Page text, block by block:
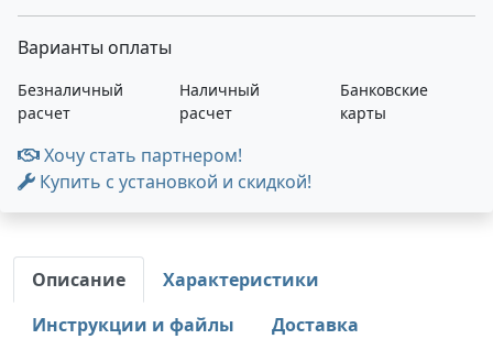
Варианты оплаты
Безналичный
расчет
Наличный
расчет
Банковские
карты
Хочу стать партнером!
Купить с установкой и скидкой!
Описание
Характеристики
Инструкции и файлы
Доставка